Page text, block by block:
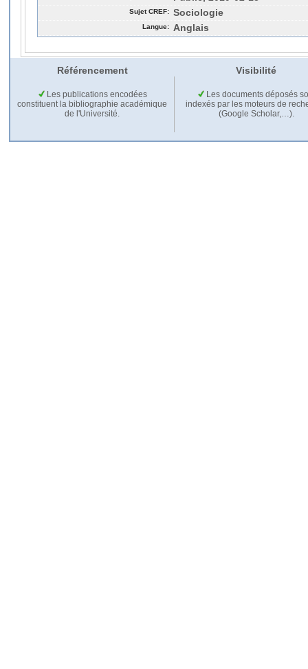
Sujet CREF: Sociologie
Langue: Anglais
Référencement Visibilité
Les publications encodées
constituent la bibliographie académique
de l'Université.
Les documents déposés
indexés par les moteurs de
(Google Scholar,…).